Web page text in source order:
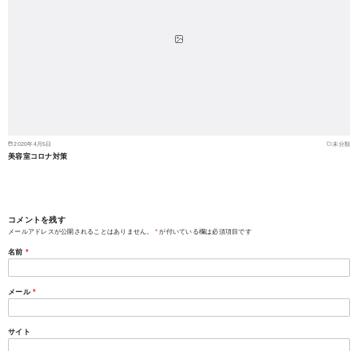
2020年4月5日 未分類
美容室コロナ対策
コメントを残す
メールアドレスが公開されることはありません。 * が付いている欄は必須項目です
名前 *
メール *
サイト